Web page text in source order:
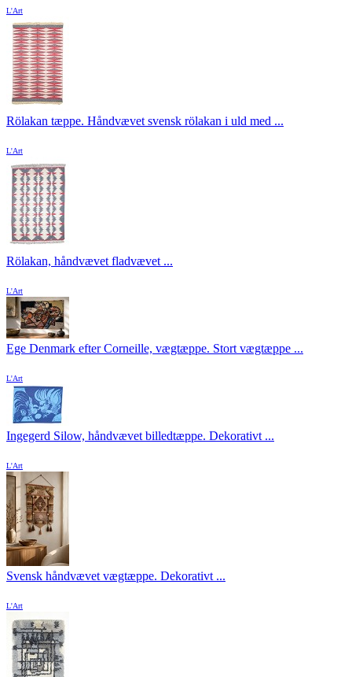
L'Art
Rölakan tæppe. Håndvævet svensk rölakan i uld med ...
L'Art
Rölakan, håndvævet fladvævet ...
L'Art
Ege Denmark efter Corneille, vægtæppe. Stort vægtæppe ...
L'Art
Ingegerd Silow, håndvævet billedtæppe. Dekorativt ...
L'Art
Svensk håndvævet vægtæppe. Dekorativt ...
L'Art